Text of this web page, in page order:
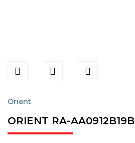
Orient
ORIENT RA-AA0912B19B